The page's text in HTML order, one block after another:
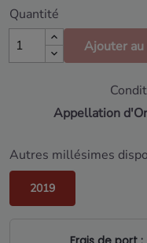
Quantité
Ajouter au
Appellation
Autres millésimes
2019